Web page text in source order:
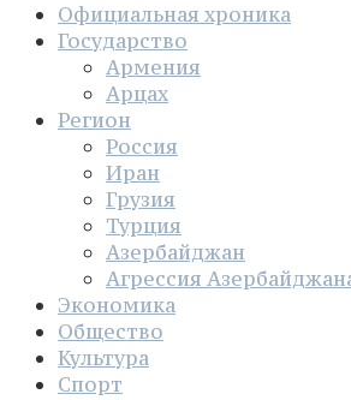
Официальная хроника
Государство
Армения
Арцах
Регион
Россия
Иран
Грузия
Турция
Азербайджан
Агрессия
Экономика
Общество
Культура
Спорт